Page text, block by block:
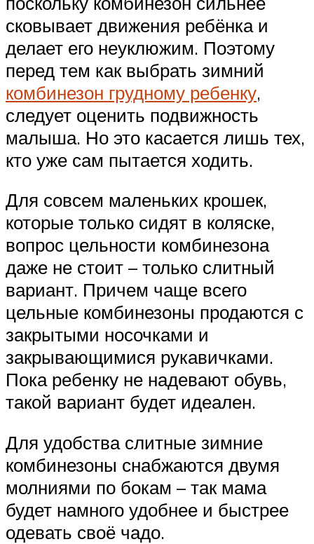
сковывает движения ребёнка и
делает его неуклюжим. Поэтому
перед тем как выбрать зимний
комбинезон грудному ребенку,
следует оценить подвижность
малыша. Но это касается лишь тех,
кто уже сам пытается ходить.
Для совсем маленьких крошек,
которые только сидят в коляске,
вопрос цельности комбинезона
даже не стоит – только слитный
вариант. Причем чаще всего
цельные комбинезоны продаются с
закрытыми носочками и
закрывающимися рукавичками.
Пока ребенку не надевают обувь,
такой вариант будет идеален.
Для удобства слитные зимние
комбинезоны снабжаются двумя
молниями по бокам – так мама
будет намного удобнее и быстрее
одевать своё чадо.